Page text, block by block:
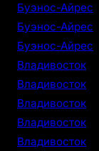
Буэнос-Айрес
Буэнос-Айрес
Буэнос-Айрес
Владивосток
Владивосток
Владивосток
Владивосток
Владивосток